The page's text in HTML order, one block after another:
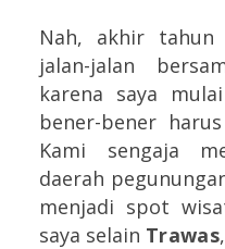
Nah, akhir tahun
jalan-jalan
karena saya
bener-bener
Kami sengaja
daerah
menjadi spot
saya selain Trawas